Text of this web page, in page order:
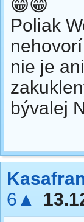
😁😁
Poliak
nie je
bývalej
6▲